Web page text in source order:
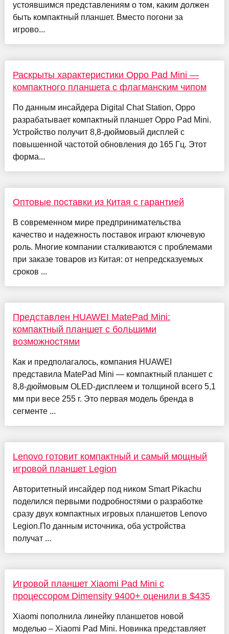
устоявшимся представлениям о том, каким должен
быть компактный планшет. Вместо погони за
игрово...
Раскрыты характеристики Oppo Pad Mini —
компактного планшета с флагманским чипом
По данным инсайдера Digital Chat Station, Oppo
разрабатывает компактный планшет Oppo Pad Mini.
Устройство получит 8,8-дюймовый дисплей с
повышенной частотой обновления до 165 Гц. Этот
форма...
Оптовые поставки из Китая с гарантией
В современном мире предпринимательства
качество и надежность поставок играют ключевую
роль. Многие компании сталкиваются с проблемами
при заказе товаров из Китая: от непредсказуемых
сроков ...
Представлен HUAWEI MatePad Mini:
компактный планшет с большими
возможностями
Как и предполагалось, компания HUAWEI
представила MatePad Mini — компактный планшет с
8,8-дюймовым OLED-дисплеем и толщиной всего 5,1
мм при весе 255 г. Это первая модель бренда в
сегменте ...
Lenovo готовит компактный и самый мощный
игровой планшет Legion
Авторитетный инсайдер под ником Smart Pikachu
поделился первыми подробностями о разработке
сразу двух компактных игровых планшетов Lenovo
Legion.По данным источника, оба устройства
получат ...
Игровой планшет Xiaomi Pad Mini с
процессором Dimensity 9400+ оценили в $435
Xiaomi пополнила линейку планшетов новой
моделью – Xiaomi Pad Mini. Новинка представляет